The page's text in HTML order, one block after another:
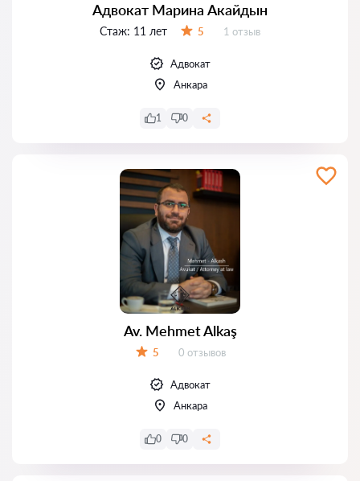
Адвокат Марина Акайдын
Стаж: 11 лет 5 Отзывов:
1 отзыв
Адвокат
Анкара
1 0
Av. Mehmet Alkaş
5 Отзывов:
0 отзывов
Адвокат
Анкара
0 0